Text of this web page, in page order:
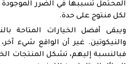
المحتمل تسببها في الضرر
لكل منتوج على حدة.
ويبقى أفضل الخيارات المتاحة
والنيكوتين. غير أن الواقع شيء
فبالنسبة إليهم، تشكل المنتجات